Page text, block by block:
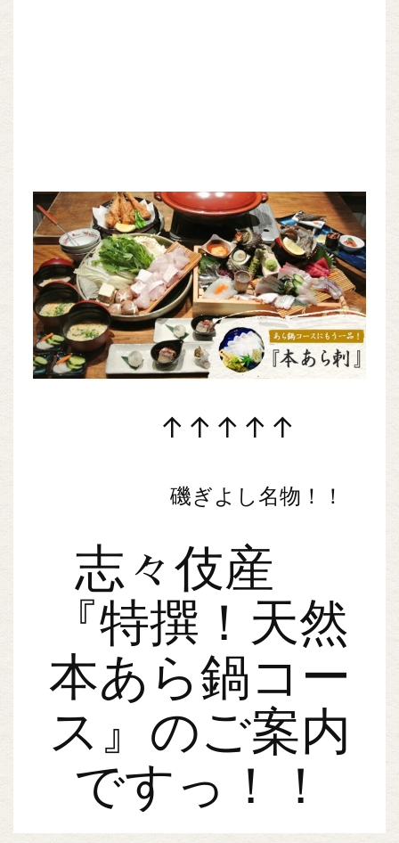
↑↑↑↑↑
磯ぎよし名物！！
志々伎産
『特撰！天然
本あら鍋コー
ス』のご案内
ですっ！！